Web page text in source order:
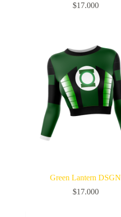
$17.000
Green Lantern DSGN
$17.000